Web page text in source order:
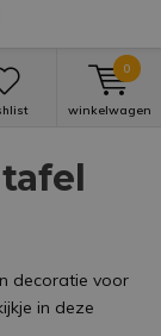
winkelwagen
0
decoratie voor
in deze